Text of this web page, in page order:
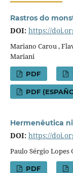
Rastros do
DOI: https://
Mariano Carou ,
Mariani
PDF
PDF
Hermenêutica
DOI: https://
Paulo Sérgio Lopes
PDF